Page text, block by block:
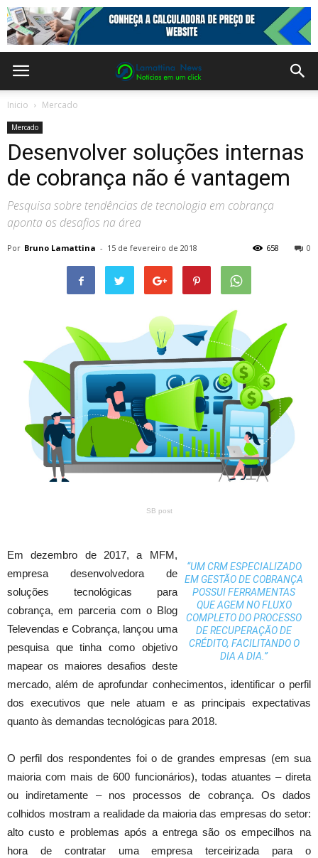
Inicio Mercado
Mercado
Desenvolver soluções internas
de cobrança não é vantagem
Pesquisa sobre tendências de tecnologia em cobrança
aponta os desafios na área
Por Bruno Lamattina - 15 de fevereiro de 2018 0
658
SB post
“UM CRM ESPECIALIZADO
EM GESTÃO DE COBRANÇA
POSSUI FERRAMENTAS
QUE AGEM NO FLUXO
COMPLETO DO PROCESSO
DE RECUPERAÇÃO DE
CRÉDITO, FACILITANDO O
DIA A DIA.”
Em dezembro de 2017, a MFM,
empresa desenvolvedora de
soluções tecnológicas para
cobrança, em parceria com o Blog
Televendas e Cobrança, lançou uma
pesquisa que tinha como objetivo
mapear os maiores desafios deste
mercado, além de aprofundar conhecimentos, identificar o perfil
dos executivos que nele atuam e as principais expectativas
quanto às demandas tecnológicas para 2018.
O perfil dos respondentes foi o de grandes empresas (em sua
maioria com mais de 600 funcionários), todas atuantes – direta
ou indiretamente – nos processos de cobrança. Os dados
colhidos mostram a realidade da maioria das empresas do setor:
alto custo e problemas após a entrega são os empecilhos na
hora de contratar uma empresa terceirizada para o